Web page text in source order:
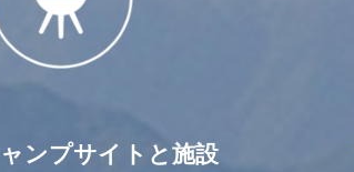
ンプサイトと施設